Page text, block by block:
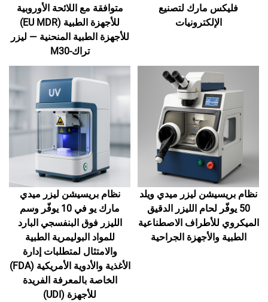
فليكس مارك لتصنيع
الإلكترونيات
متوافقة مع اللائحة الأوروبية
للأجهزة الطبية (EU MDR)
للأجهزة الطبية المنحنية — ليزر
تراك-M30
نظام بريسيشن ليزر ميدي ويلد
50 يوفّر لحام الليزر الدقيق
الميكروي للأطراف الاصطناعية
الطبية والأجهزة الجراحية
نظام بريسيشن ليزر ميدي
مارك يو في 10 يوفّر وسم
الليزر فوق البنفسجي البارد
للمواد البوليمرية الطبية
والامتثال لمتطلبات إدارة
الأغذية والأدوية الأمريكية (FDA)
الخاصة بالمعرفة الفريدة
للأجهزة (UDI)